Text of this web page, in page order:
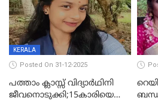
KERALA
Posted On 31-12-2025
പത്താം ക്ലാസ്സ് വിദ്യാര്‍ഥിനി
ജീവനൊടുക്കി;15കാരിയെ